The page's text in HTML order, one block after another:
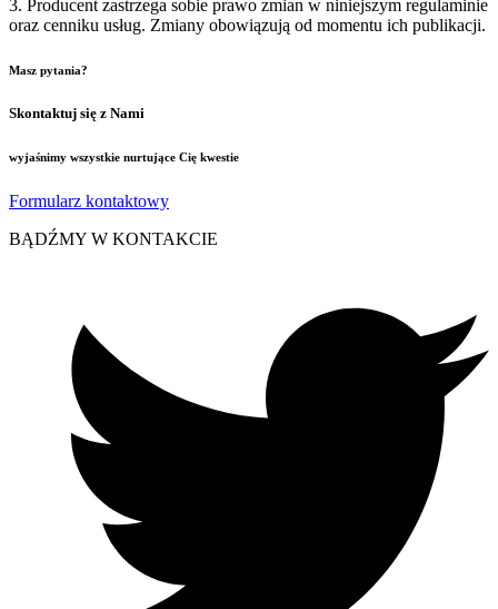
3. Producent zastrzega sobie prawo zmian w niniejszym regulaminie
oraz cenniku usług. Zmiany obowiązują od momentu ich publikacji.
Masz pytania?
Skontaktuj się z Nami
wyjaśnimy wszystkie nurtujące Cię kwestie
Formularz kontaktowy
BĄDŹMY W KONTAKCIE